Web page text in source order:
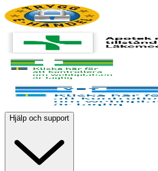
Hjälp och support